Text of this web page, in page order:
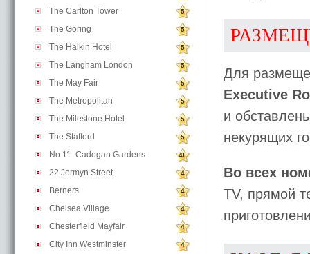
The Carlton Tower 5
The Goring 5
The Halkin Hotel 5
The Langham London 5
The May Fair 5
The Metropolitan 5
The Milestone Hotel 5
The Stafford 5
No 11. Cadogan Gardens 4L
22 Jermyn Street 4
Berners 4
Chelsea Village 4
Chesterfield Mayfair 4
City Inn Westminster 4
Для
Executive
и
некурящих
Во всех
TV, прямой